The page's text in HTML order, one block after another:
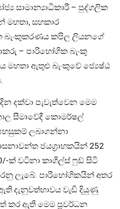
සාමාන්‍යාධිකාරී – පුද්ගලික
මහතා, සහකාර
බැංකුකරණය කපිල ලියනගේ
– පාරිභෝගික බැංකු
මහතා ඇතුළු බැංකුවේ ජ්‍යෙෂ්ඨ
දක්වා පැවැත්වෙන මෙම
සීමාවේදී කොමර්ෂල්
ලබාගන්නා
ජයග්‍රාහකයින් 252
ක් වටිනා කාගිල්ස් ෆුඩ් සිටි
ලැබේ. පාරිභෝගිකයින් අතර
දැනුවත්භාවය වැඩි දියුණු
කර ඇති මෙම ප්‍රවර්ධන